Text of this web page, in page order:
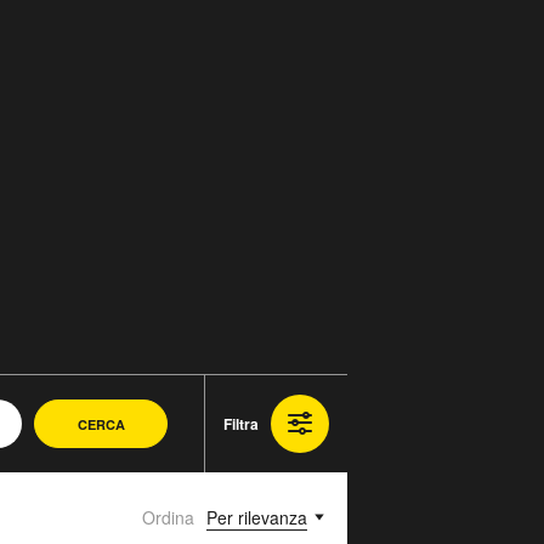
CERCA Filtra
Ordina Per rilevanza